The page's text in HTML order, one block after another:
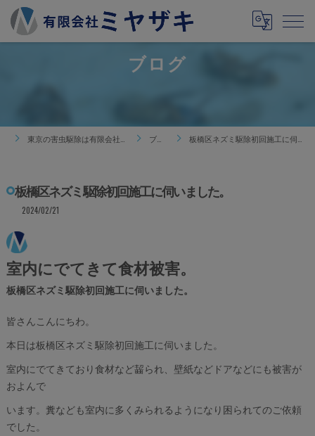
ブログ
東京の害虫駆除は有限会社ミヤザキ ブログ 板橋区ネズミ駆除初回施工に伺いました。
板橋区ネズミ駆除初回施工に伺いました。
2024/02/21
板橋区ネズミ駆除初回施工に伺いました。
室内にでてきて食材被害。
皆さんこんにちわ。
本日は板橋区ネズミ駆除初回施工に伺いました。
室内にでてきており食材など齧られ、壁紙などドアなどにも被害が
およんで
います。糞なども室内に多くみられるようになり困られてのご依頼
でした。